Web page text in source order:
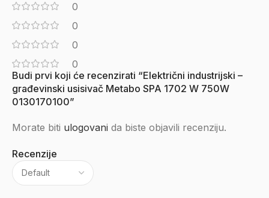
0
0
0
0
Recenzije
Budi prvi koji će recenzirati “Električni industrijski –
građevinski usisivač Metabo SPA 1702 W 750W
0130170100”
Morate biti ulogovani da biste objavili recenziju.